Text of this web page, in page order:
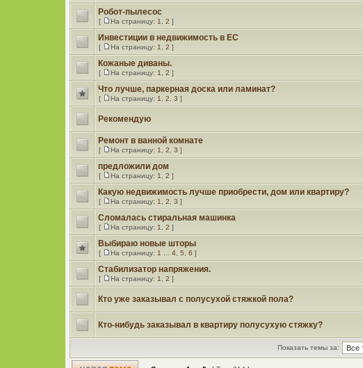
Робот-пылесос
[ На страницу: 1 ,2 ]
Инвестиции в недвижимость в ЕС
[ На страницу: 1 ,2 ]
Кожаные диваны.
[ На страницу: 1 ,2 ]
Что лучше, паркерная доска или ламинат?
[ На страницу: 1 ,2 ,3 ]
Рекомендую
Ремонт в ванной комнате
[ На страницу: 1 ,2 ,3 ]
предложили дом
[ На страницу: 1 ,2 ]
Какую недвижимость лучше приобрести, дом или квартиру?
[ На страницу: 1 ,2 ,3 ]
Сломалась стиральная машинка
[ На страницу: 1 ,2 ]
Выбираю новые шторы
[ На страницу: 1 ...4 ,5 ,6 ]
Стабилизатор напряжения.
[ На страницу: 1 ,2 ]
Кто уже заказывал с полусухой стяжкой пола?
Кто-нибудь заказывал в квартиру полусухую стяжку?
Показать темы за: